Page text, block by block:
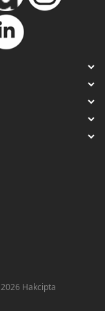
Hakcipta